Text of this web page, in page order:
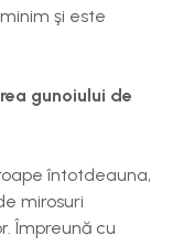
şi este
gunoiului de
întotdeauna,
mirosuri
Împreună cu